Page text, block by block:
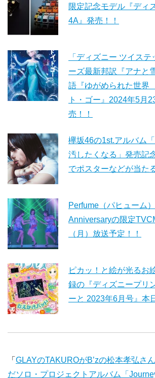
限定記念モデル『ディ
4A』発売！！
「ディズニー ツイス
ーズ最新邦訳『アナと
語『ゆがめられた世界
ト・ゴー』2024年5月
売！！
欅坂46の1st.アルバム
汚したくなる」発売記
でポスターなどが当た
Perfume（パヒューム
Anniversaryの限定
（月）放送予定！！
ピカッ！と絵が光るお
録の『ディズニープリ
ーと 2023年6月号』本
「 GLAYのTAKUROがB’zの松本孝弘さ
だソロ・プロジェクトアルバム「